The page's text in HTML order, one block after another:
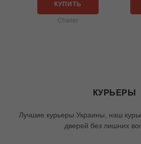
КУПИТЬ
Chaser
КУРЬЕРЫ
Лучшие курьеры Украины, наш
дверей без лишних